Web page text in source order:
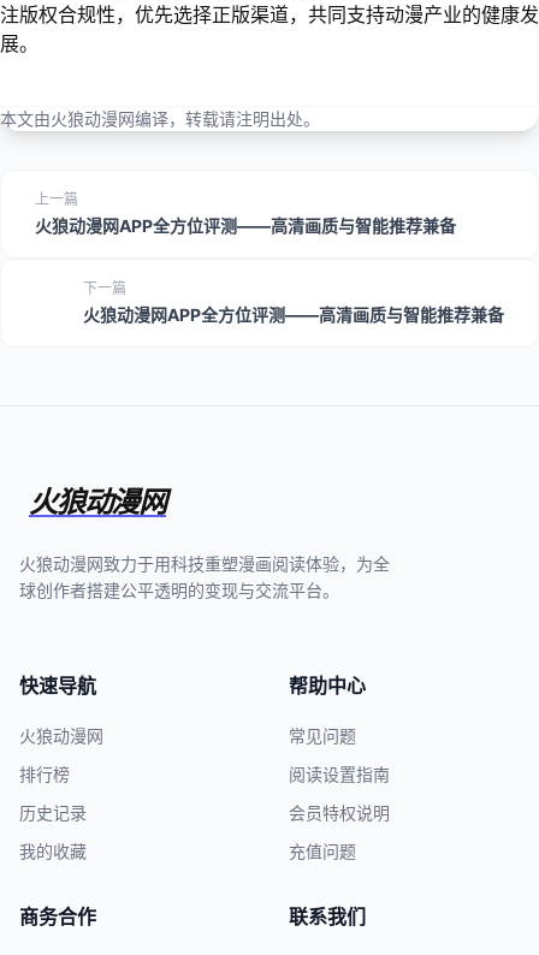
注版权合规性，优先选择正版渠道，共同支持动漫产业的健康发
展。
本文由火狼动漫网编译，转载请注明出处。
上一篇
火狼动漫网APP全方位评测——高清画质与智能推荐兼备
下一篇
火狼动漫网APP全方位评测——高清画质与智能推荐兼备
火狼动漫网
火狼动漫网致力于用科技重塑漫画阅读体验，为全
球创作者搭建公平透明的变现与交流平台。
快速导航
火狼动漫网
排行榜
历史记录
我的收藏
帮助中心
常见问题
阅读设置指南
会员特权说明
充值问题
商务合作 联系我们